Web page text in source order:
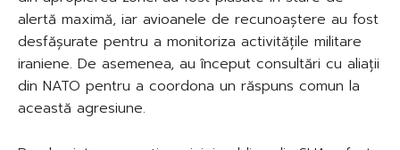
alertă maximă, iar avioanele de recunoaștere au fost
desfășurate pentru a monitoriza activitățile militare
iraniene. De asemenea, au început consultări cu aliații
din NATO pentru a coordona un răspuns comun la
această agresiune.